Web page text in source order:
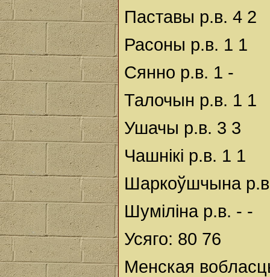
Паставы р.в. 4 2
Расоны р.в. 1 1
Сянно р.в. 1 -
Талочын р.в. 1 1
Ушачы р.в. 3 3
Чашнікі р.в. 1 1
Шаркоўшчына
Шуміліна р.в. - -
Усяго: 80 76
Менская